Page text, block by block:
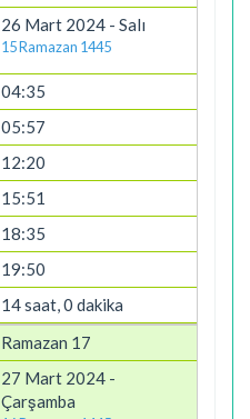
26 Mart 2024 - Salı
15 Ramazan 1445
04:35
05:57
12:20
15:51
18:35
19:50
14 saat, 0 dakika
Ramazan 17
27 Mart 2024 -
Çarşamba